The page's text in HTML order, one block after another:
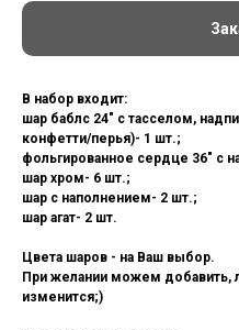
В набор входит:
шар баблс 24" с тасселом,
конфетти/перья)- 1 шт.;
фольгированное сердце 36" с
шар хром- 6 шт.;
шар с наполнением- 2 шт.;
шар агат- 2 шт.
Цвета шаров - на Ваш выбор.
При желании можем добавить,
изменится;)